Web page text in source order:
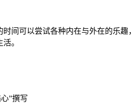
间可以尝试各种内在与外在的乐趣，
。
心”撰写